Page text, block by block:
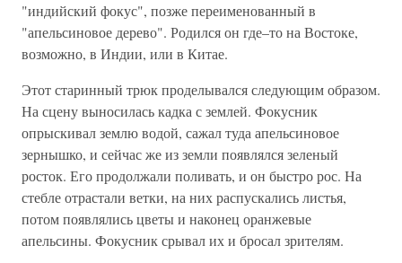
"индийский фокус", позже переименованный в
"апельсиновое дерево". Родился он где–то на Востоке,
возможно, в Индии, или в Китае.
Этот старинный трюк проделывался следующим образом.
На сцену выносилась кадка с землей. Фокусник
опрыскивал землю водой, сажал туда апельсиновое
зернышко, и сейчас же из земли появлялся зеленый
росток. Его продолжали поливать, и он быстро рос. На
стебле отрастали ветки, на них распускались листья,
потом появлялись цветы и наконец оранжевые
апельсины. Фокусник срывал их и бросал зрителям.